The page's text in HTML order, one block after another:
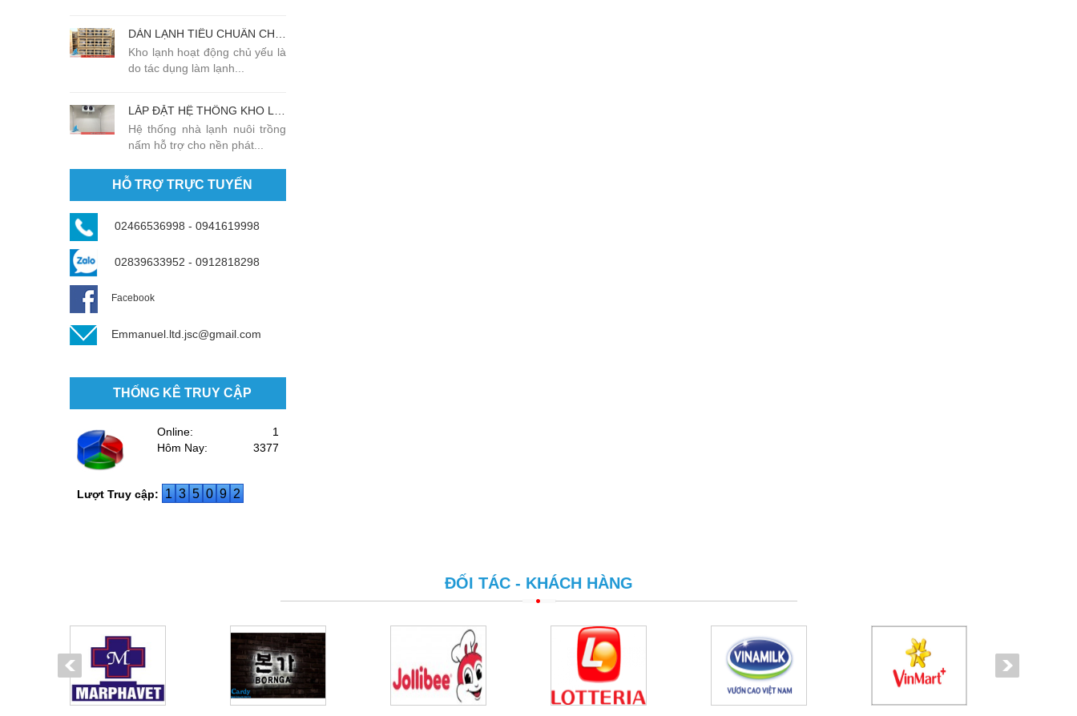
Kho lạnh hoạt động chủ yếu là
do tác dụng làm lạnh...
Hệ thống nhà lạnh nuôi trồng
nấm hỗ trợ cho nền phát...
HỖ TRỢ TRỰC TUYẾN
02466536998 - 0941619998
02839633952 - 0912818298
Facebook
Emmanuel.ltd.jsc@gmail.com
THỐNG KÊ TRUY CẬP
Online:
1
Hôm Nay:
3377
Lượt Truy cập: 1 3 5 0 9 2
ĐỐI TÁC - KHÁCH HÀNG